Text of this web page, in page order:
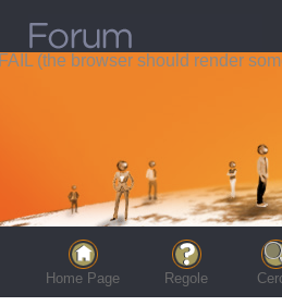
FAIL (the browser should render
Home Page Regole